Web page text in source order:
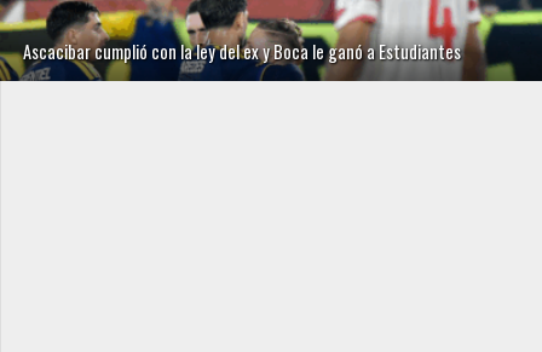
Ascacibar cumplió con la ley del ex y Boca le ganó a Estudiantes